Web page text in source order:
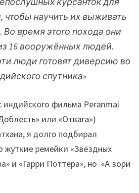
чтобы научить их выживать
Во время этого похода они
16 вооружённых людей.
люди готовят диверсию во
спутника»
индийского фильма Peranmai
или «Отвага»)
я долго подбирал
жуткие ремейки «Звёздных
и «Гарри Поттера», но «А зори